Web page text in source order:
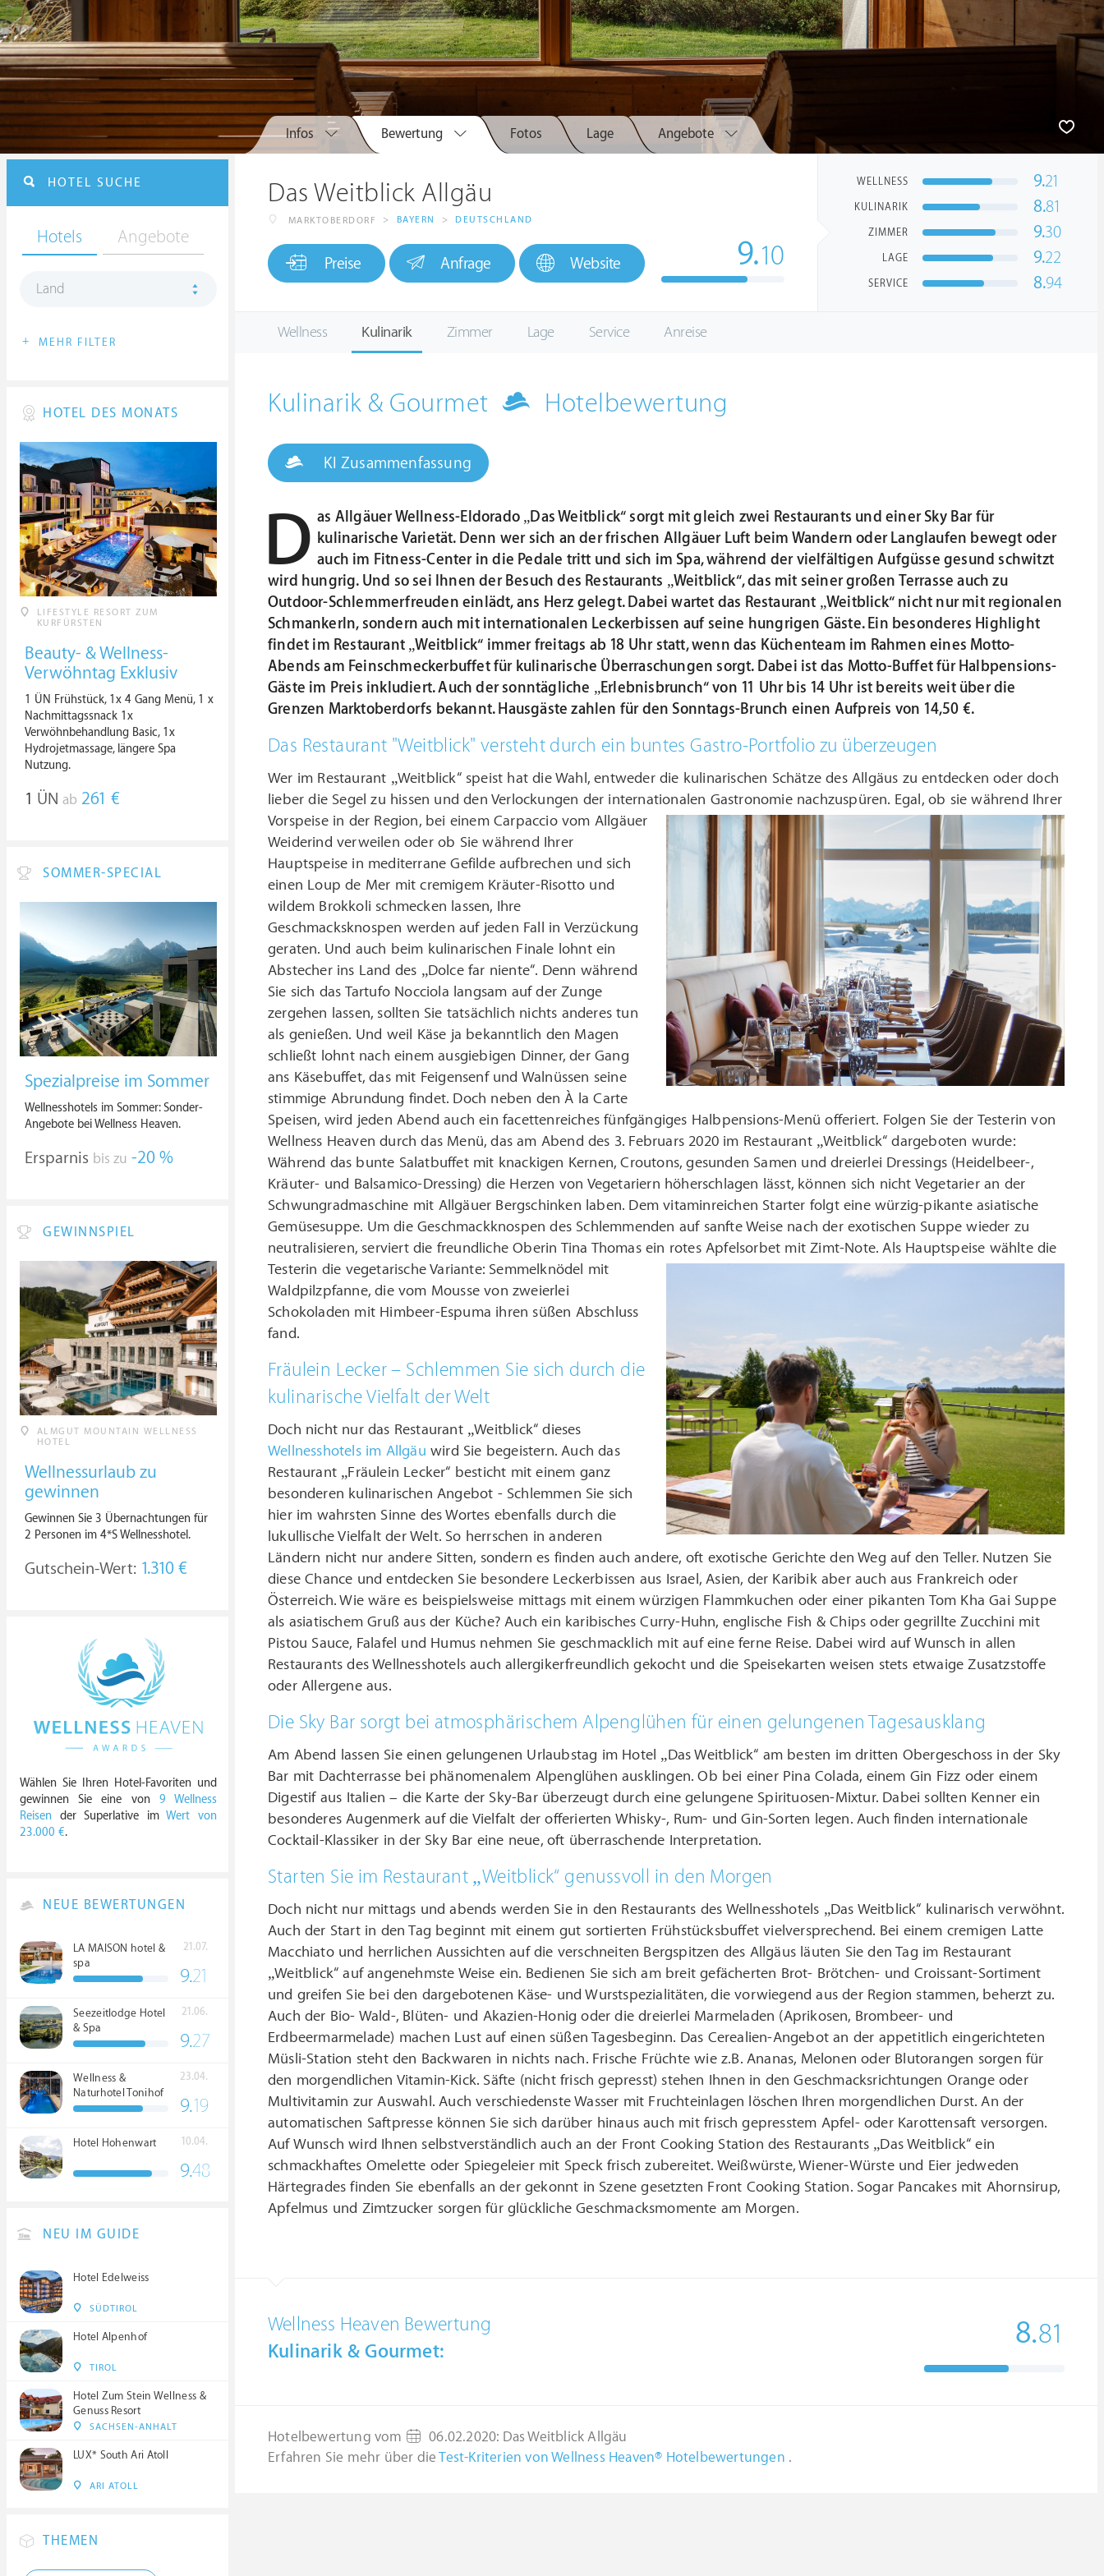
Infos Bewertung Fotos Lage Angebote
Das Weitblick Allgäu
MARKTOBERDORF > BAYERN > DEUTSCHLAND
Preise Anfrage Website 9.10
WELLNESS 9.21
KULINARIK 8.81
ZIMMER 9.30
LAGE 9.22
SERVICE 8.94
Wellness Kulinarik Zimmer Lage Service Anreise
Kulinarik & Gourmet Hotelbewertung
KI Zusammenfassung
D as Allgäuer Wellness-Eldorado „Das Weitblick“ sorgt mit gleich zwei Restaurants und einer Sky Bar für
kulinarische Varietät. Denn wer sich an der frischen Allgäuer Luft beim Wandern oder Langlaufen bewegt oder
auch im Fitness-Center in die Pedale tritt und sich im Spa, während der vielfältigen Aufgüsse gesund schwitzt
wird hungrig. Und so sei Ihnen der Besuch des Restaurants „Weitblick“, das mit seiner großen Terrasse auch zu
Outdoor-Schlemmerfreuden einlädt, ans Herz gelegt. Dabei wartet das Restaurant „Weitblick“ nicht nur mit regionalen
Schmankerln, sondern auch mit internationalen Leckerbissen auf seine hungrigen Gäste. Ein besonderes Highlight
findet im Restaurant „Weitblick“ immer freitags ab 18 Uhr statt, wenn das Küchenteam im Rahmen eines Motto-
Abends am Feinschmeckerbuffet für kulinarische Überraschungen sorgt. Dabei ist das Motto-Buffet für Halbpensions-
Gäste im Preis inkludiert. Auch der sonntägliche „Erlebnisbrunch“ von 11 Uhr bis 14 Uhr ist bereits weit über die
Grenzen Marktoberdorfs bekannt. Hausgäste zahlen für den Sonntags-Brunch einen Aufpreis von 14,50 €.
Das Restaurant "Weitblick" versteht durch ein buntes Gastro-Portfolio zu überzeugen
Wer im Restaurant „Weitblick“ speist hat die Wahl, entweder die kulinarischen Schätze des Allgäus zu entdecken oder doch
lieber die Segel zu hissen und den Verlockungen der internationalen Gastronomie nachzuspüren. Egal, ob sie während Ihrer
Vorspeise in der Region, bei einem Carpaccio vom Allgäuer
Weiderind verweilen oder ob Sie während Ihrer
Hauptspeise in mediterrane Gefilde aufbrechen und sich
einen Loup de Mer mit cremigem Kräuter-Risotto und
wildem Brokkoli schmecken lassen, Ihre
Geschmacksknospen werden auf jeden Fall in Verzückung
geraten. Und auch beim kulinarischen Finale lohnt ein
Abstecher ins Land des „Dolce far niente“. Denn während
Sie sich das Tartufo Nocciola langsam auf der Zunge
zergehen lassen, sollten Sie tatsächlich nichts anderes tun
als genießen. Und weil Käse ja bekanntlich den Magen
schließt lohnt nach einem ausgiebigen Dinner, der Gang
ans Käsebuffet, das mit Feigensenf und Walnüssen seine
stimmige Abrundung findet. Doch neben den À la Carte
Speisen, wird jeden Abend auch ein facettenreiches fünfgängiges Halbpensions-Menü offeriert. Folgen Sie der Testerin von
Wellness Heaven durch das Menü, das am Abend des 3. Februars 2020 im Restaurant „Weitblick“ dargeboten wurde:
Während das bunte Salatbuffet mit knackigen Kernen, Croutons, gesunden Samen und dreierlei Dressings (Heidelbeer-,
Kräuter- und Balsamico-Dressing) die Herzen von Vegetariern höherschlagen lässt, können sich nicht Vegetarier an der
Schwungradmaschine mit Allgäuer Bergschinken laben. Dem vitaminreichen Starter folgt eine würzig-pikante asiatische
Gemüsesuppe. Um die Geschmackknospen des Schlemmenden auf sanfte Weise nach der exotischen Suppe wieder zu
neutralisieren, serviert die freundliche Oberin Tina Thomas ein rotes Apfelsorbet mit Zimt-Note.Als Hauptspeise wählte die
Testerin die vegetarische Variante: Semmelknödel mit
Waldpilzpfanne, die vom Mousse von zweierlei
Schokoladen mit Himbeer-Espuma ihren süßen Abschluss
fand.
Fräulein Lecker – Schlemmen Sie sich durch die
kulinarische Vielfalt der Welt
Doch nicht nur das Restaurant „Weitblick“ dieses
Wellnesshotels im Allgäu wird Sie begeistern. Auch das
Restaurant „Fräulein Lecker“ besticht mit einem ganz
besonderen kulinarischen Angebot - Schlemmen Sie sich
hier im wahrsten Sinne des Wortes ebenfalls durch die
lukullische Vielfalt der Welt. So herrschen in anderen
Ländern nicht nur andere Sitten, sondern es finden auch andere, oft exotische Gerichte den Weg auf den Teller. Nutzen Sie
diese Chance und entdecken Sie besondere Leckerbissen aus Israel, Asien, der Karibik aber auch aus Frankreich oder
Österreich. Wie wäre es beispielsweise mittags mit einem würzigen Flammkuchen oder einer pikanten Tom Kha Gai Suppe
als asiatischem Gruß aus der Küche? Auch ein karibisches Curry-Huhn, englische Fish & Chips oder gegrillte Zucchini mit
Pistou Sauce, Falafel und Humus nehmen Sie geschmacklich mit auf eine ferne Reise. Dabei wird auf Wunsch in allen
Restaurants des Wellnesshotels auch allergikerfreundlich gekocht und die Speisekarten weisen stets etwaige Zusatzstoffe
oder Allergene aus.
Die Sky Bar sorgt bei atmosphärischem Alpenglühen für einen gelungenen Tagesausklang
Am Abend lassen Sie einen gelungenen Urlaubstag im Hotel „Das Weitblick“ am besten im dritten Obergeschoss in der Sky
Bar mit Dachterrasse bei phänomenalem Alpenglühen ausklingen. Ob bei einer Pina Colada, einem Gin Fizz oder einem
Digestif aus Italien – die Karte der Sky-Bar überzeugt durch eine gelungene Spirituosen-Mixtur. Dabei sollten Kenner ein
besonderes Augenmerk auf die Vielfalt der offerierten Whisky-, Rum- und Gin-Sorten legen. Auch finden internationale
Cocktail-Klassiker in der Sky Bar eine neue, oft überraschende Interpretation.
Starten Sie im Restaurant „Weitblick“ genussvoll in den Morgen
Doch nicht nur mittags und abends werden Sie in den Restaurants des Wellnesshotels „Das Weitblick“ kulinarisch verwöhnt.
Auch der Start in den Tag beginnt mit einem gut sortierten Frühstücksbuffet vielversprechend. Bei einem cremigen Latte
Macchiato und herrlichen Aussichten auf die verschneiten Bergspitzen des Allgäus läuten Sie den Tag im Restaurant
„Weitblick“ auf angenehmste Weise ein. Bedienen Sie sich am breit gefächerten Brot- Brötchen- und Croissant-Sortiment
und greifen Sie bei den dargebotenen Käse- und Wurstspezialitäten, die vorwiegend aus der Region stammen, beherzt zu.
Auch der Bio- Wald-, Blüten- und Akazien-Honig oder die dreierlei Marmeladen (Aprikosen, Brombeer- und
Erdbeermarmelade) machen Lust auf einen süßen Tagesbeginn. Das Cerealien-Angebot an der appetitlich eingerichteten
Müsli-Station steht den Backwaren in nichts nach. Frische Früchte wie z.B. Ananas, Melonen oder Blutorangen sorgen für
den morgendlichen Vitamin-Kick. Säfte (nicht frisch gepresst) stehen Ihnen in den Geschmacksrichtungen Orange oder
Multivitamin zur Auswahl. Auch verschiedenste Wasser mit Fruchteinlagen löschen Ihren morgendlichen Durst. An der
automatischen Saftpresse können Sie sich darüber hinaus auch mit frisch gepresstem Apfel- oder Karottensaft versorgen.
Auf Wunsch wird Ihnen selbstverständlich auch an der Front Cooking Station des Restaurants „Das Weitblick“ ein
schmackhaftes Omelette oder Spiegeleier mit Speck frisch zubereitet. Weißwürste, Wiener-Würste und Eier jedweden
Härtegrades finden Sie ebenfalls an der gekonnt in Szene gesetzten Front Cooking Station. Sogar Pancakes mit Ahornsirup,
Apfelmus und Zimtzucker sorgen für glückliche Geschmacksmomente am Morgen.
Wellness Heaven Bewertung
Kulinarik & Gourmet:
8.81
Hotelbewertung vom 06.02.2020: Das Weitblick Allgäu
Erfahren Sie mehr über dieTest-Kriterien von Wellness Heaven® Hotelbewertungen .
HOTEL SUCHE
Hotels Angebote
Land
+ MEHR FILTER
HOTEL DES MONATS
LIFESTYLE RESORT ZUM
KURFÜRSTEN
Beauty- & Wellness-
Verwöhntag Exklusiv
1 ÜN Frühstück, 1x 4 Gang Menü, 1 x
Nachmittagssnack 1x
Verwöhnbehandlung Basic, 1x
Hydrojetmassage, längere Spa
Nutzung.
1 ÜN ab 261 €
SOMMER-SPECIAL
Spezialpreise im Sommer
Wellnesshotels im Sommer: Sonder-
Angebote bei Wellness Heaven.
Ersparnis bis zu -20 %
GEWINNSPIEL
ALMGUT MOUNTAIN WELLNESS
HOTEL
Wellnessurlaub zu
gewinnen
Gewinnen Sie 3 Übernachtungen für
2 Personen im 4*S Wellnesshotel.
Gutschein-Wert: 1.310 €
Wählen Sie Ihren Hotel-Favoriten und
gewinnen Sie eine von 9 Wellness
Reisen der Superlative imWert von
23.000 €.
NEUE BEWERTUNGEN
LA MAISON hotel &
spa
21.07.
9.21
Seezeitlodge Hotel
& Spa
21.06.
9.27
Wellness &
Naturhotel Tonihof
****S
23.04.
9.19
Hotel Hohenwart 10.04.
9.48
NEU IM GUIDE
Hotel Edelweiss
SÜDTIROL
Hotel Alpenhof
TIROL
Hotel Zum Stein Wellness &
Genuss Resort
SACHSEN-ANHALT
LUX* South Ari Atoll
ARI ATOLL
THEMEN